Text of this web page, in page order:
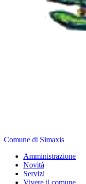
Comune di Simaxis
Amministrazione
Novità
Servizi
Vivere il comune